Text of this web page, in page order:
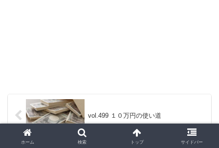
vol.499 １０万円の使い道
ホーム 検索 トップ サイドバー